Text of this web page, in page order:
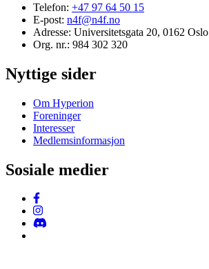
Telefon: +47 97 64 50 15
E-post: n4f@n4f.no
Adresse: Universitetsgata 20, 0162 Oslo
Org. nr.: 984 302 320
Nyttige sider
Om Hyperion
Foreninger
Interesser
Medlemsinformasjon
Sosiale medier